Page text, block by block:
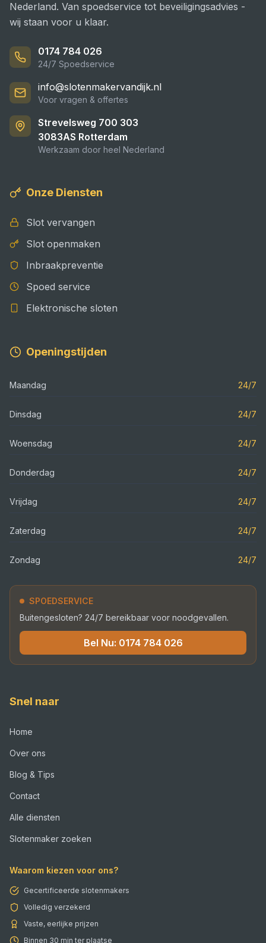
Nederland. Van spoedservice tot beveiligingsadvies -
wij staan voor u klaar.
0174 784 026
24/7 Spoedservice
info@slotenmakervandijk.nl
Voor vragen & offertes
Strevelsweg 700 303
3083AS Rotterdam
Werkzaam door heel Nederland
Onze Diensten
Slot vervangen
Slot openmaken
Inbraakpreventie
Spoed service
Elektronische sloten
Openingstijden
Maandag 24/7
Dinsdag 24/7
Woensdag 24/7
Donderdag 24/7
Vrijdag 24/7
Zaterdag 24/7
Zondag 24/7
SPOEDSERVICE
Buitengesloten? 24/7 bereikbaar voor noodgevallen.
Bel Nu: 0174 784 026
Snel naar
Home
Over ons
Blog & Tips
Contact
Alle diensten
Slotenmaker zoeken
Waarom kiezen voor ons?
Gecertificeerde slotenmakers
Volledig verzekerd
Vaste, eerlijke prijzen
Binnen 30 min ter plaatse